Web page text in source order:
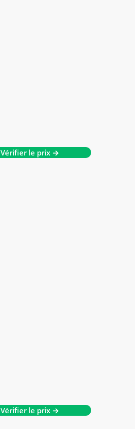
Vérifier le prix →
Vérifier le prix →